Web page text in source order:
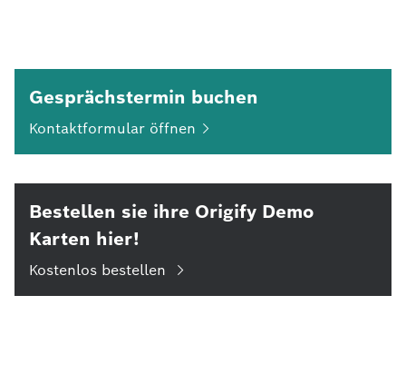
Gesprächstermin buchen
Kontaktformular öffnen
Bestellen sie ihre Origify Demo
Karten hier!
Kostenlos bestellen